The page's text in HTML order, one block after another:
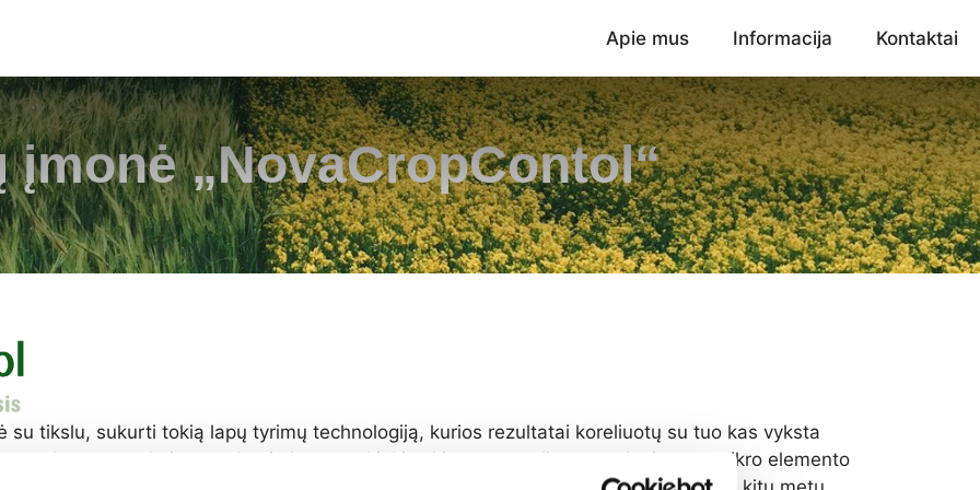
Apie mus Informacija Kontaktai
įmonė „NovaCropContol“
su tikslu, sukurti tokią lapų tyrimų technologiją, kurios rezultatai koreliuotų su tuo kas vyksta
lapus augale ir matydami elementų kiekių skirtumus, galime pasakyti ar tam tikro elemento